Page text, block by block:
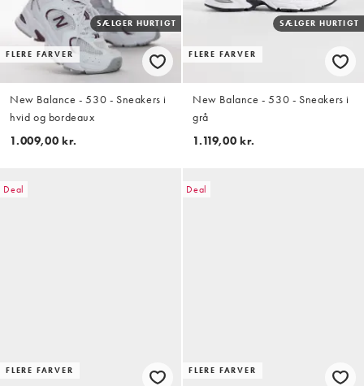
FLERE FARVER
SÆLGER HURTIGT
New Balance - 530 - Sneakers i
hvid og bordeaux
1.009,00 kr.
FLERE FARVER
SÆLGER HURTIGT
New Balance - 530 - Sneakers i
grå
1.119,00 kr.
Deal
FLERE FARVER
Deal
FLERE FARVER